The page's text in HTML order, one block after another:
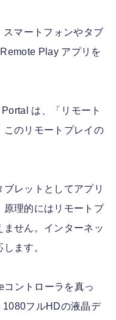
マートフォンやタブ
Play アプリを
は、「リモート
このリモートプレイの
レットとしてアプリ
原理的にはリモートプ
せん。インターネッ
ます。
ントローラを真っ
1080フルHDの液晶デ